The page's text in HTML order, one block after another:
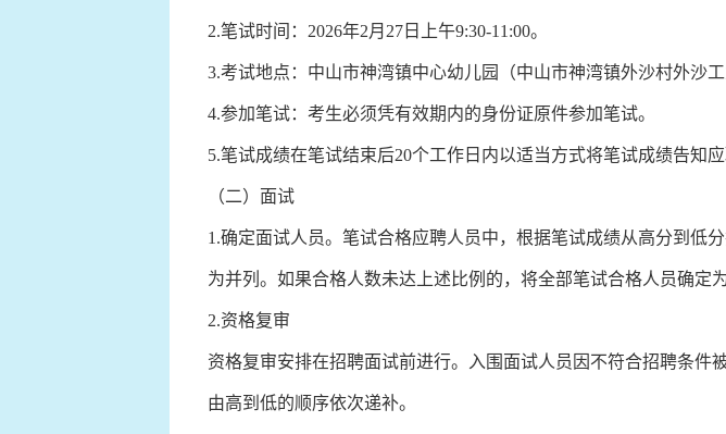
2.笔试时间：2026年2月27日上午9:30-11:00。
3.考试地点：中山市神湾镇中心幼儿园（中山市神湾镇外沙村外沙工
4.参加笔试：考生必须凭有效期内的身份证原件参加笔试。
5.笔试成绩在笔试结束后20个工作日内以适当方式将笔试成绩告知应
（二）面试
1.确定面试人员。笔试合格应聘人员中，根据笔试成绩从高分到低
为并列。如果合格人数未达上述比例的，将全部笔试合格人员确定
2.资格复审
资格复审安排在招聘面试前进行。入围面试人员因不符合招聘条
由高到低的顺序依次递补。